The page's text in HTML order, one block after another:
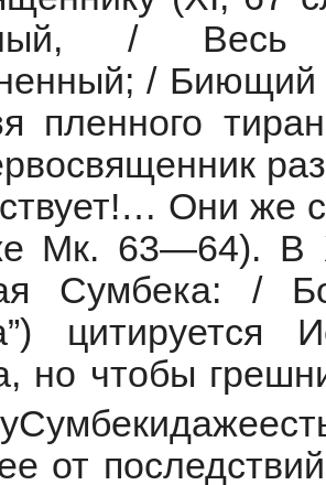
/ Весь
/ Биющий
пленного
Они же
Мк. 63—64). В
Сумбека: /
но чтобы
от